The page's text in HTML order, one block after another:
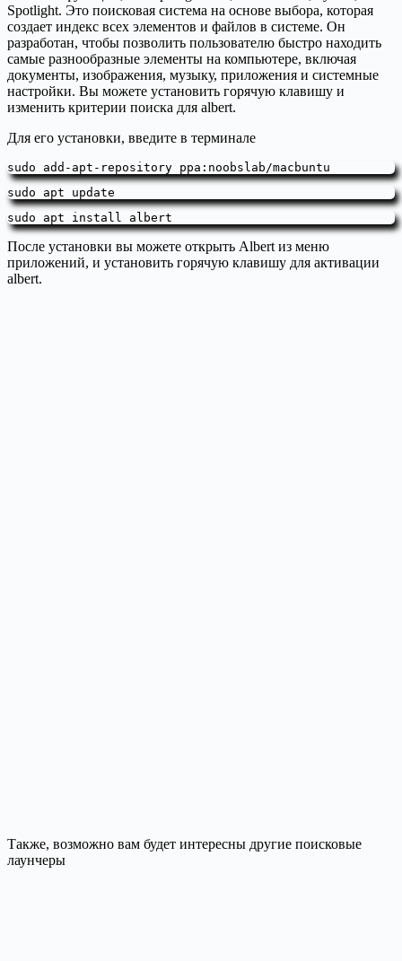
Spotlight. Это поисковая система на основе выбора, которая
создает индекс всех элементов и файлов в системе. Он
разработан, чтобы позволить пользователю быстро находить
самые разнообразные элементы на компьютере, включая
документы, изображения, музыку, приложения и системные
настройки. Вы можете установить горячую клавишу и
изменить критерии поиска для albert.
Для его установки, введите в терминале
sudo add-apt-repository ppa:noobslab/macbuntu
sudo apt update
sudo apt install albert
После установки вы можете открыть Albert из меню
приложений, и установить горячую клавишу для активации
albert.
Также, возможно вам будет интересны другие поисковые
лаунчеры